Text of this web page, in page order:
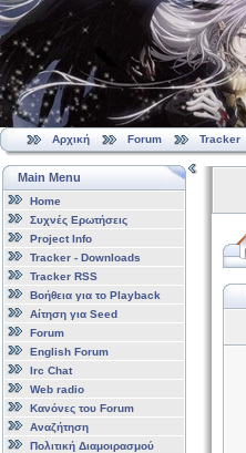
Αρχική Forum Tracker
Main Menu
Home
Συχνές Ερωτήσεις
Project Info
Tracker - Downloads
Tracker RSS
Βοήθεια για το Playback
Αίτηση για Seed
Forum
English Forum
Irc Chat
Web radio
Κανόνες του Forum
Αναζήτηση
Πολιτική Διαμοιρασμού